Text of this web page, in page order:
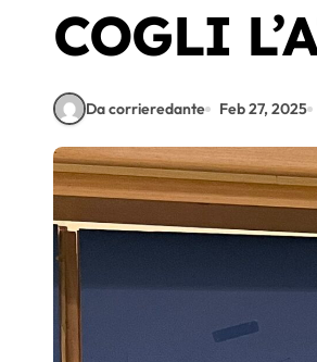
COGLI
Da corrieredante Feb 27, 2025